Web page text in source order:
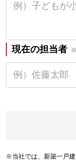
現在の担当者
※当社では、新築一戸建